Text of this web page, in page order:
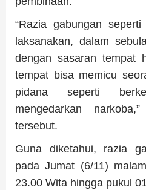
“Razia gabungan
laksanakan, dalam
dengan sasaran tempat
tempat bisa memicu
pidana seperti
mengedarkan
tersebut.
Guna diketahui, razia
pada Jumat (6/11)
23.00 Wita hingga pukul